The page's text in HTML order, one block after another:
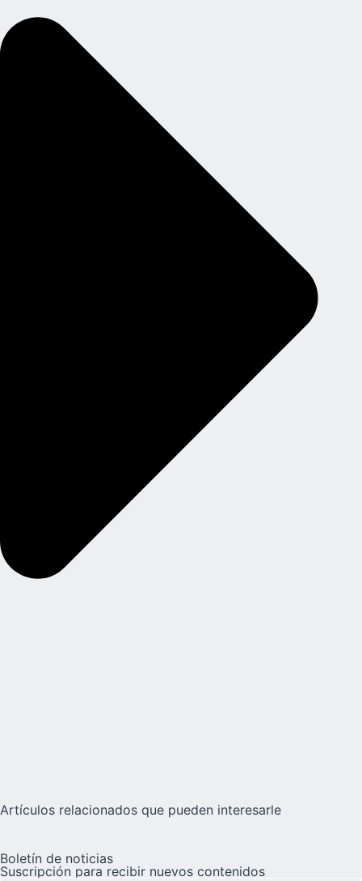
Artículos relacionados que pueden interesarle
Boletín de noticias
Suscripción para recibir nuevos contenidos